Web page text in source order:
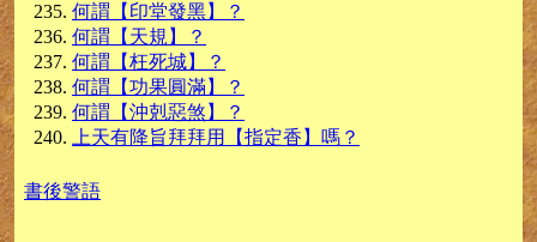
何謂【印堂發黑】？
何謂【天規】？
何謂【枉死城】？
何謂【功果圓滿】？
何謂【沖剋惡煞】？
上天有降旨拜拜用【指定香】嗎？
書後警語